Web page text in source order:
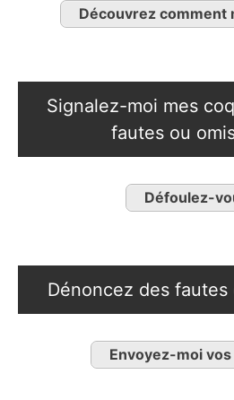
Découvrez comment
Signalez-moi mes
fautes ou
Défoulez-
Dénoncez des
Envoyez-moi